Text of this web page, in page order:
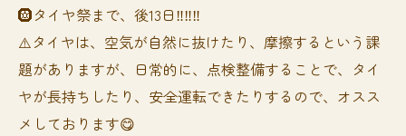
🛞タイヤ祭まで、後13日‼️‼️‼️
⚠️タイヤは、空気が自然に抜けたり、摩擦するという課
題がありますが、日常的に、点検整備することで、タイ
ヤが長持ちしたり、安全運転できたりするので、オスス
メしております😋